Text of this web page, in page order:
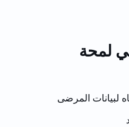
لمحة
لبيانات المرضى